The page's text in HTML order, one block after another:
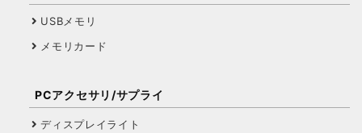
USBメモリ
メモリカード
PCアクセサリ/サプライ
ディスプレイライト